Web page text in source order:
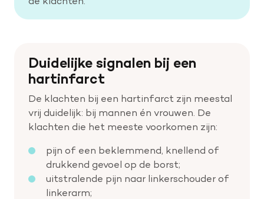
Wetenschappelijk onderzoek
Duidelijke signalen bij een
hartinfarct
De klachten bij een hartinfarct zijn meestal
vrij duidelijk: bij mannen én vrouwen. De
klachten die het meeste voorkomen zijn:
pijn of een beklemmend, knellend of
drukkend gevoel op de borst;
uitstralende pijn naar linkerschouder of
linkerarm;